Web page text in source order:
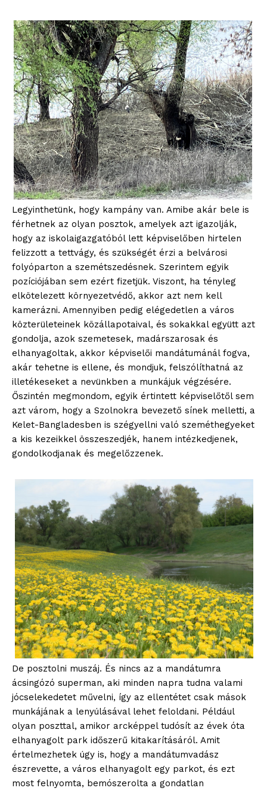
Legyinthetünk, hogy kampány van. Amibe akár bele is
férhetnek az olyan posztok, amelyek azt igazolják,
hogy az iskolaigazgatóból lett képviselőben hirtelen
felizzott a tettvágy, és szükségét érzi a belvárosi
folyóparton a szemétszedésnek. Szerintem egyik
pozíciójában sem ezért fizetjük. Viszont, ha tényleg
elkötelezett környezetvédő, akkor azt nem kell
kamerázni. Amennyiben pedig elégedetlen a város
közterületeinek közállapotaival, és sokakkal együtt azt
gondolja, azok szemetesek, madárszarosak és
elhanyagoltak, akkor képviselői mandátumánál fogva,
akár tehetne is ellene, és mondjuk, felszólíthatná az
illetékeseket a nevünkben a munkájuk végzésére.
Őszintén megmondom, egyik értintett képviselőtől sem
azt várom, hogy a Szolnokra bevezető sínek melletti, a
Kelet-Bangladesben is szégyellni való szeméthegyeket
a kis kezeikkel összeszedjék, hanem intézkedjenek,
gondolkodjanak és megelőzzenek.
De posztolni muszáj. És nincs az a mandátumra
ácsingózó superman, aki minden napra tudna valami
jócselekedetet művelni, így az ellentétet csak mások
munkájának a lenyúlásával lehet feloldani. Például
olyan poszttal, amikor arcképpel tudósít az évek óta
elhanyagolt park időszerű kitakarításáról. Amit
értelmezhetek úgy is, hogy a mandátumvadász
észrevette, a város elhanyagolt egy parkot, és ezt
most felnyomta, bemószerolta a gondatlan